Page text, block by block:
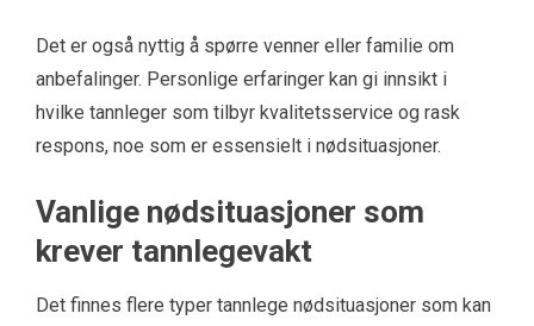
Det er også nyttig å spørre venner eller familie om
anbefalinger. Personlige erfaringer kan gi innsikt i
hvilke tannleger som tilbyr kvalitetsservice og rask
respons, noe som er essensielt i nødsituasjoner.
Vanlige nødsituasjoner som
krever tannlegevakt
Det finnes flere typer tannlege nødsituasjoner som kan